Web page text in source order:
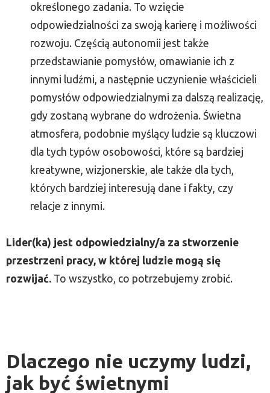
określonego zadania. To wzięcie
odpowiedzialności za swoją karierę i możliwości
rozwoju. Częścią autonomii jest także
przedstawianie pomysłów, omawianie ich z
innymi ludźmi, a następnie uczynienie właścicieli
pomysłów odpowiedzialnymi za dalszą realizację,
gdy zostaną wybrane do wdrożenia. Świetna
atmosfera, podobnie myślący ludzie są kluczowi
dla tych typów osobowości, które są bardziej
kreatywne, wizjonerskie, ale także dla tych,
których bardziej interesują dane i fakty, czy
relacje z innymi.
Lider(ka) jest odpowiedzialny/a za stworzenie
przestrzeni pracy, w której ludzie mogą się
rozwijać. To wszystko, co potrzebujemy zrobić.
Dlaczego nie uczymy ludzi,
jak być świetnymi